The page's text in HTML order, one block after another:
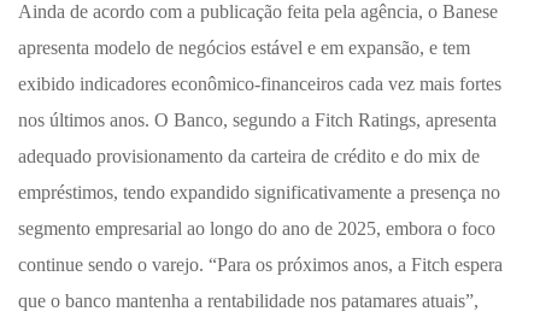
Ainda de acordo com a publicação feita pela agência, o Banese
apresenta modelo de negócios estável e em expansão, e tem
exibido indicadores econômico-financeiros cada vez mais fortes
nos últimos anos. O Banco, segundo a Fitch Ratings, apresenta
adequado provisionamento da carteira de crédito e do mix de
empréstimos, tendo expandido significativamente a presença no
segmento empresarial ao longo do ano de 2025, embora o foco
continue sendo o varejo. “Para os próximos anos, a Fitch espera
que o banco mantenha a rentabilidade nos patamares atuais”,